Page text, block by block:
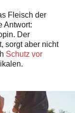
Fleisch der
Antwort:
Der
sorgt aber nicht
Schutz vor